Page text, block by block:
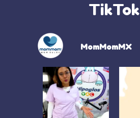
TikTok
MomMomMX